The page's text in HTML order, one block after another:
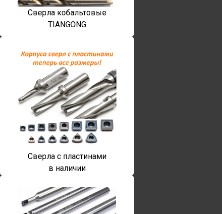
Сверла кобальтовые
TIANGONG
Сверла с пластинами
в наличии